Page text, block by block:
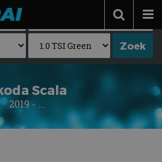
Scala
2019 - ...